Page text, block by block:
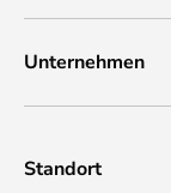
Unternehmen
Standort